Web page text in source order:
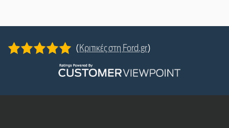
(Κριτικές στη Ford.gr)